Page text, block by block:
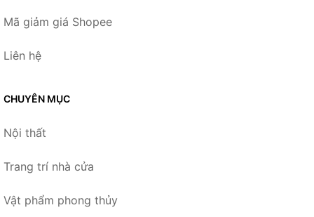
Mã giảm giá Shopee
Liên hệ
CHUYÊN MỤC
Nội thất
Trang trí nhà cửa
Vật phẩm phong thủy